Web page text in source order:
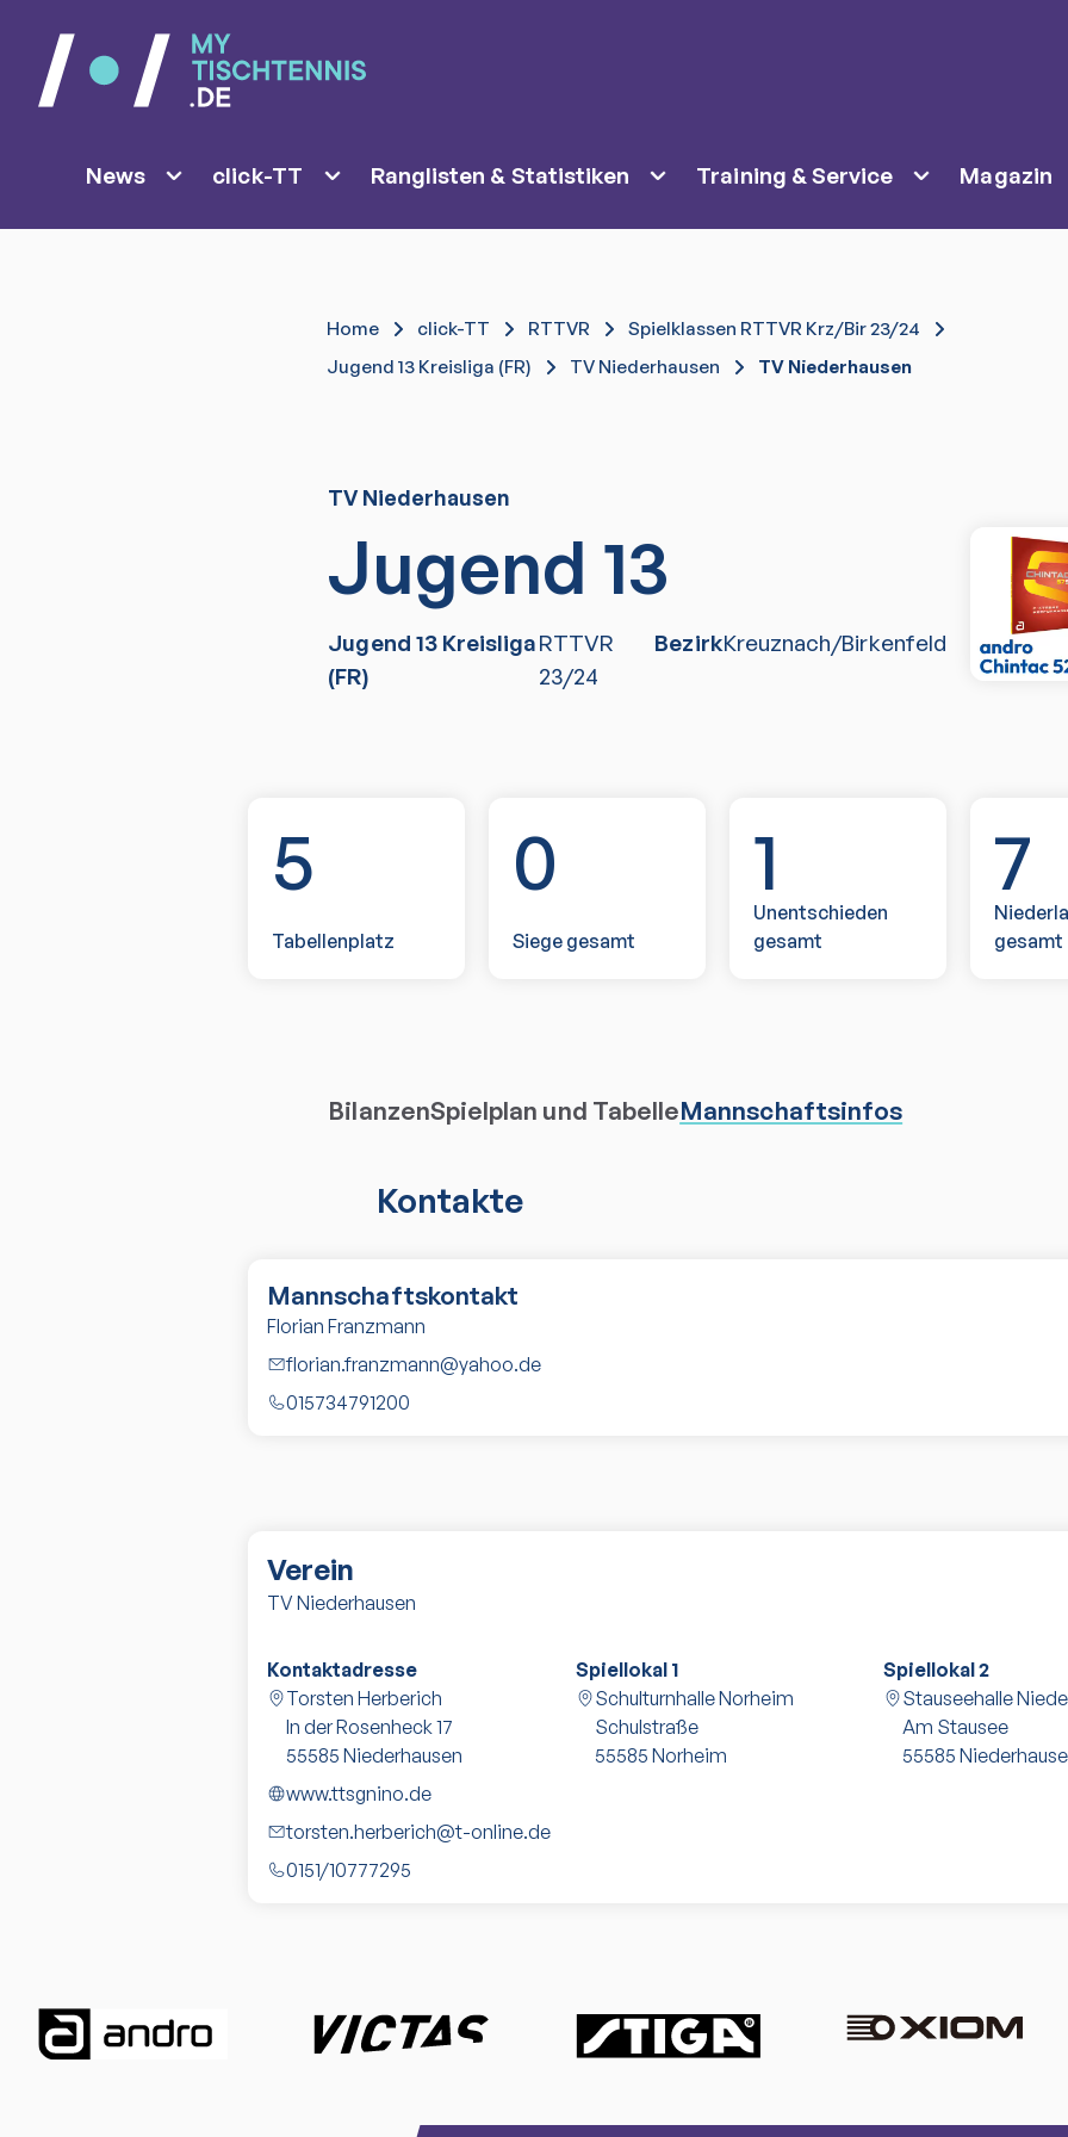
News click-TT Ranglisten & Statistiken Training & Service Magazin
Home click-TT RTTVR
Spielklassen RTTVR Krz/Bir 23/24
Jugend 13 Kreisliga (FR)
TV Niederhausen TV Niederhausen
TV Niederhausen
Jugend 13
Jugend 13 Kreisliga
(FR)
RTTVR
23/24
BezirkKreuznach/Birkenfeld
5
Tabellenplatz
0
Siege gesamt
1
Unentschieden
gesamt
7
gesamt
BilanzenSpielplan und TabelleMannschaftsinfos
Kontakte
Mannschaftskontakt
Florian Franzmann
florian.franzmann@yahoo.de
015734791200
Verein
TV Niederhausen
Kontaktadresse
Torsten Herberich
In der Rosenheck 17
55585 Niederhausen
www.ttsgnino.de
torsten.herberich@t-online.de
0151/10777295
Spiellokal 1
Schulturnhalle Norheim
Schulstraße
55585 Norheim
Spiellokal 2
Stauseehalle
Am Stausee
55585